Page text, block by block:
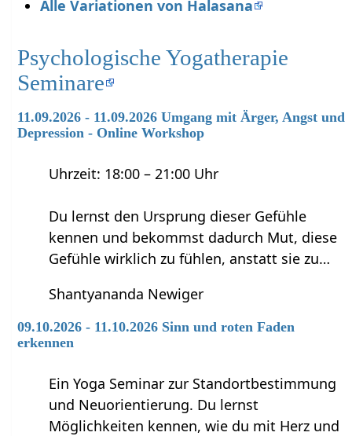
Alle Variationen von Halasana
Psychologische Yogatherapie
Seminare
11.09.2026 - 11.09.2026 Umgang mit Ärger, Angst und
Depression - Online Workshop
Uhrzeit: 18:00 – 21:00 Uhr
Du lernst den Ursprung dieser Gefühle
kennen und bekommst dadurch Mut, diese
Gefühle wirklich zu fühlen, anstatt sie zu…
Shantyananda Newiger
09.10.2026 - 11.10.2026 Sinn und roten Faden
erkennen
Ein Yoga Seminar zur Standortbestimmung
und Neuorientierung. Du lernst
Möglichkeiten kennen, wie du mit Herz und